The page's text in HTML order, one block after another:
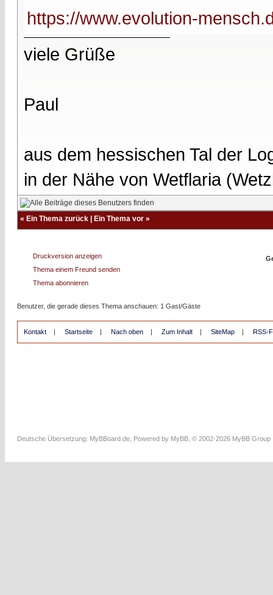
https://www.evolution-
viele Grüße
Paul
aus dem hessischen Tal der
in der Nähe von Wetflaria
« Ein Thema zurück | Ein Thema vor »
Druckversion anzeigen
Thema einem Freund senden
Thema abonnieren
Benutzer, die gerade dieses Thema anschauen: 1 Gast/Gäste
Kontakt | Startseite | Nach oben | Zum Inhalt | SiteMap | RSS-
Deutsche Übersetzung: MyBBoard.de , Powered by MyBB , © 2002-2026 MyBB Group